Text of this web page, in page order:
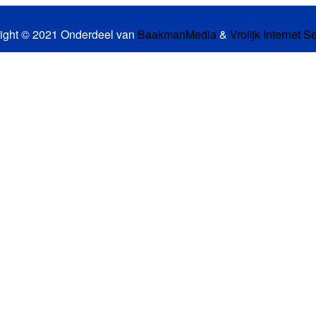
© 2021 Onderdeel van BaakmanMedia& Vrolijk Internet